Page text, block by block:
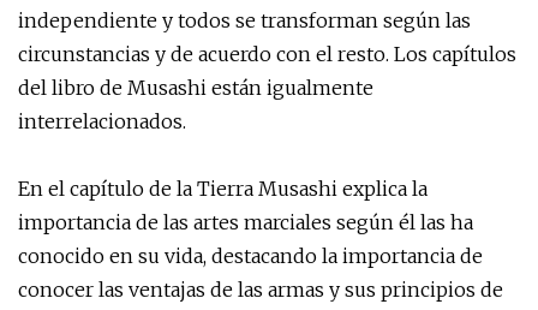
independiente y todos se transforman según las
circunstancias y de acuerdo con el resto. Los capítulos
del libro de Musashi están igualmente
interrelacionados.
En el capítulo de la Tierra Musashi explica la
importancia de las artes marciales según él las ha
conocido en su vida, destacando la importancia de
conocer las ventajas de las armas y sus principios de